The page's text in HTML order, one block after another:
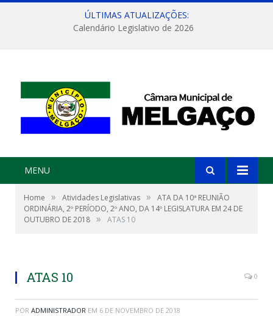
ÚLTIMAS ATUALIZAÇÕES:
Calendário Legislativo de 2026
MENU
Home » Atividades Legislativas »
ATA DA 10ª REUNIÃO
ORDINÁRIA, 2º PERÍODO, 2º ANO, DA 14º LEGISLATURA EM 24 DE
OUTUBRO DE 2018 » ATAS 10
ATAS 10 0
POR ADMINISTRADOR EM 6 DE NOVEMBRO DE 2018